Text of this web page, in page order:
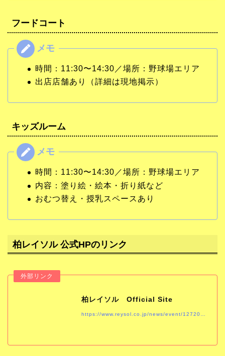
フードコート
時間：11:30〜14:30／場所：野球場エリア
出店店舗あり（詳細は現地掲示）
キッズルーム
時間：11:30〜14:30／場所：野球場エリア
内容：塗り絵・絵本・折り紙など
おむつ替え・授乳スペースあり
柏レイソル 公式HPのリンク
柏レイソル Official Site
https://www.reysol.co.jp/news/event/1272025-1.html